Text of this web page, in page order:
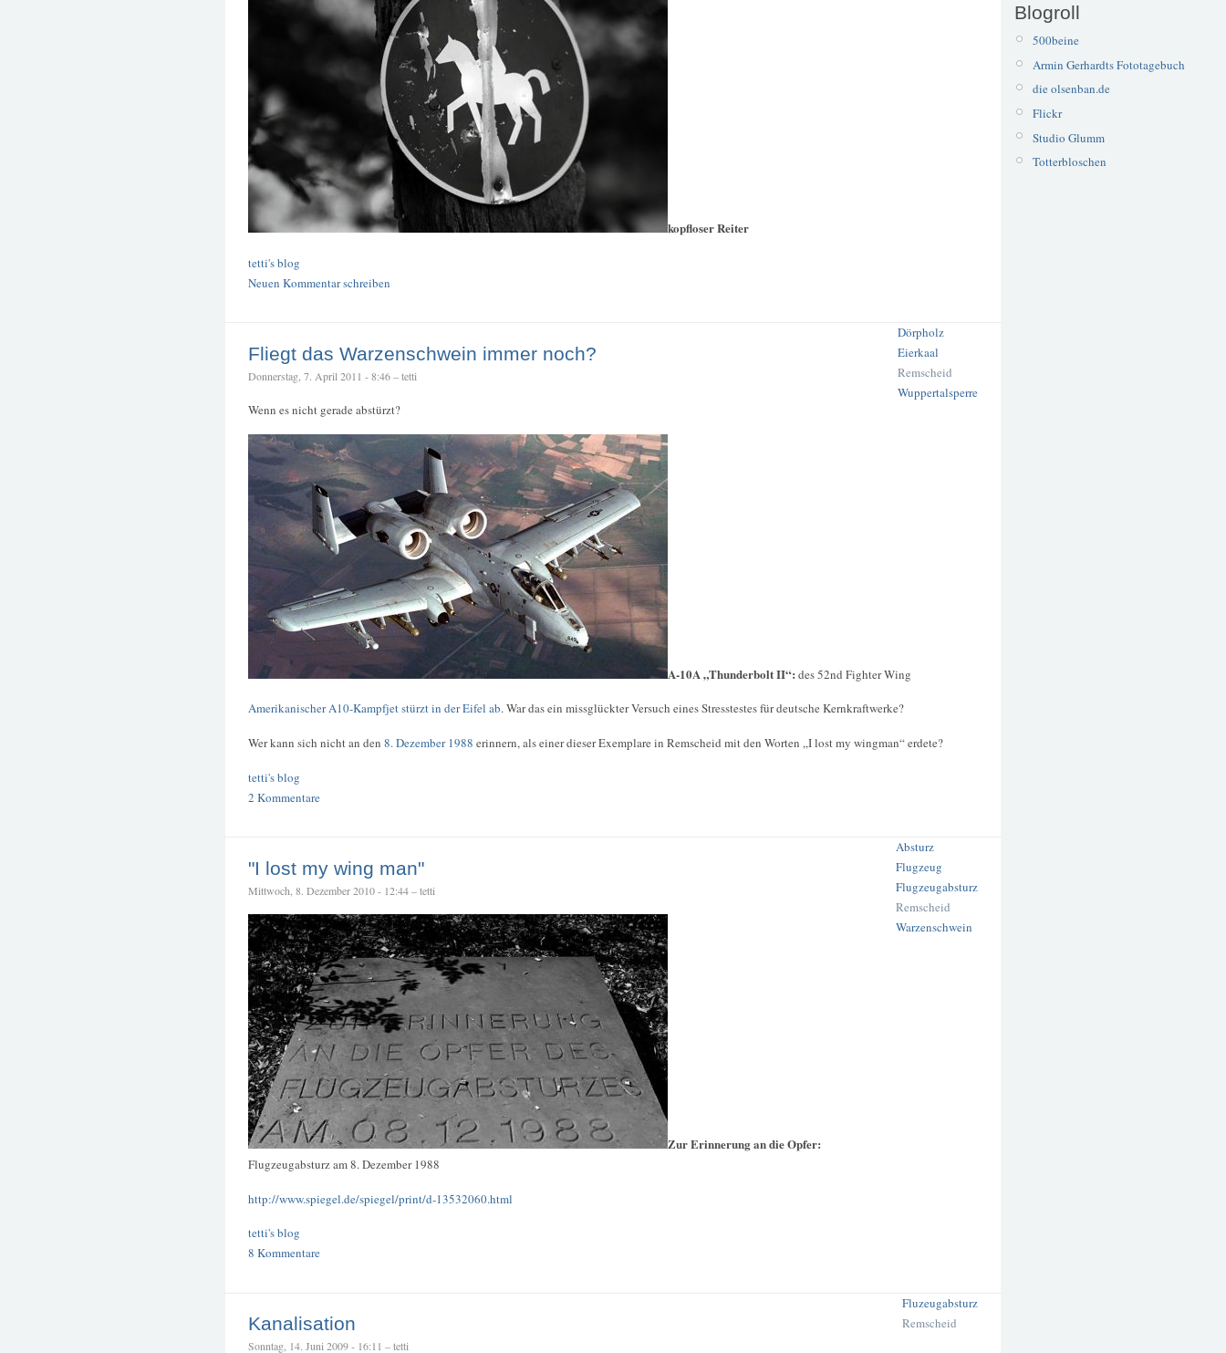
kopfloser Reiter
tetti's blog
Neuen Kommentar schreiben
Dörpholz
Eierkaal
Remscheid
Wuppertalsperre
Fliegt das Warzenschwein immer noch?
Donnerstag, 7. April 2011 - 8:46 – tetti
Wenn es nicht gerade abstürzt?
A-10A „Thunderbolt II“: des 52nd Fighter Wing
Amerikanischer A10-Kampfjet stürzt in der Eifel ab. War das ein missglückter Versuch eines Stresstestes für deutsche Kernkraftwerke?
Wer kann sich nicht an den 8. Dezember 1988 erinnern, als einer dieser Exemplare in Remscheid mit den Worten „I lost my wingman“ erdete?
tetti's blog
2 Kommentare
Absturz
Flugzeug
Flugzeugabsturz
Remscheid
Warzenschwein
"I lost my wing man"
Mittwoch, 8. Dezember 2010 - 12:44 – tetti
Zur Erinnerung an die Opfer:
Flugzeugabsturz am 8. Dezember 1988
http://www.spiegel.de/spiegel/print/d-13532060.html
tetti's blog
8 Kommentare
Fluzeugabsturz
Remscheid
Kanalisation
Sonntag, 14. Juni 2009 - 16:11 – tetti
Blogroll
500beine
Armin Gerhardts Fototagebuch
die olsenban.de
Flickr
Studio Glumm
Totterbloschen